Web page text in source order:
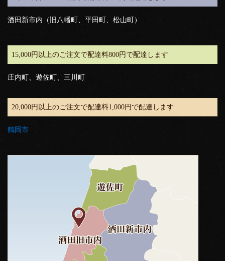
酒田新市内（旧八幡町、平田町、松山町）
15,000円以上のご注文で配達料800円で配達します
庄内町、遊佐町、三川町
20,000円以上のご注文で配達料1,000円で配達します
鶴岡市